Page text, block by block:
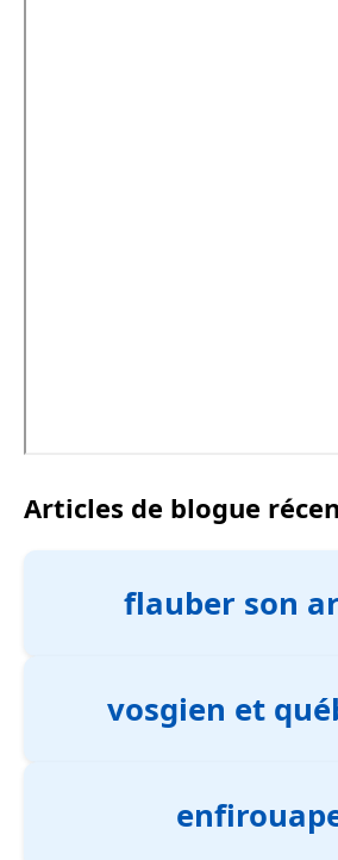
Articles de blogue
flauber son
vosgien et